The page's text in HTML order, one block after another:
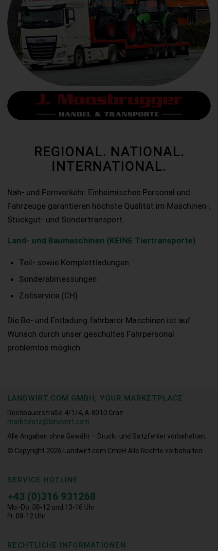
REGIONAL. NATIONAL.
INTERNATIONAL.
Nah- und Fernverkehr. Einheimisches Personal und
Fahrzeuge garantieren höchste Qualität im Maschinen-,
Stückgut- und Sondertransport.
Land- und Baumaschinen (KEINE Tiertransporte)
Teil- sowie Komplettladungen
Sonderabmessungen
Zollservice (CH)
Die Be- und Entladung fahrbarer Maschinen ist auf
Wunsch durch unser geschultes Fahrpersonal
problemlos möglich.
LANDWIRT.COM GMBH, YOUR MARKETPLACE
Rechbauerstraße 4/1/4, A-8010 Graz
marktplatz@landwirt.com
Alle Angaben ohne Gewähr – Druck- und Satzfehler vorbehalten.
© Copyright 2026
Landwirt.com GmbH Alle Rechte vorbehalten.
SERVICE HOTLINE
+43 (0)316 931268
Mo.-Do. 08-12 und 13-16 Uhr
Fr. 08-12 Uhr
RECHTLICHE INFORMATIONEN